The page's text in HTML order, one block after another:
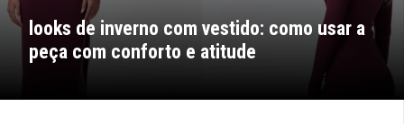
looks de inverno com vestido: como usar a
peça com conforto e atitude